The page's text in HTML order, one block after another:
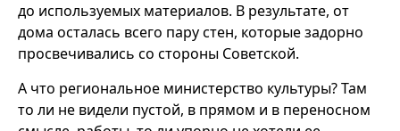
до используемых материалов. В результате, от
дома осталась всего пару стен, которые задорно
просвечивались со стороны Советской.
А что региональное министерство культуры? Там
то ли не видели пустой, в прямом и в переносном